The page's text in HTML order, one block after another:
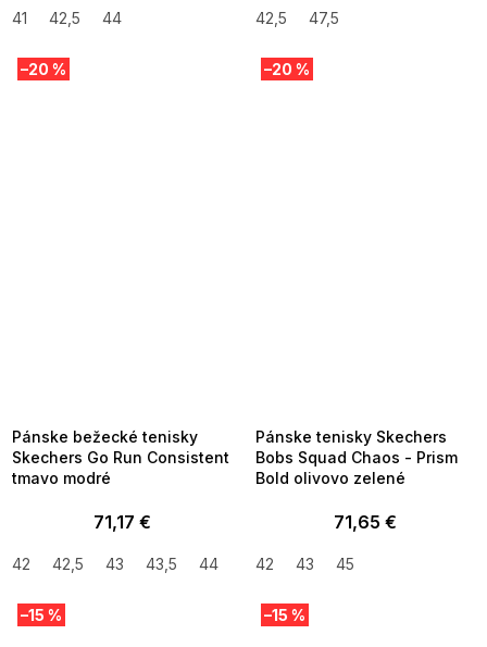
41 42,5 44 42,5 47,5
–20 %
Pánske bežecké tenisky
Skechers Go Run Consistent
tmavo modré
71,17 €
42 42,5 43 43,5 44 44,5
–20 %
Pánske tenisky Skechers
Bobs Squad Chaos - Prism
Bold olivovo zelené
71,65 €
42 43 45
–15 % –15 %